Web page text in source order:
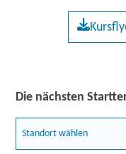
Die nächsten
Standort wählen